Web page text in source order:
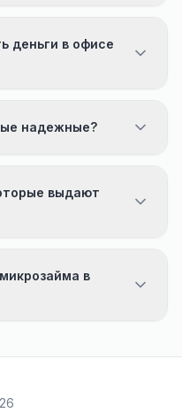
деньги в офисе
надежные?
выдают
в